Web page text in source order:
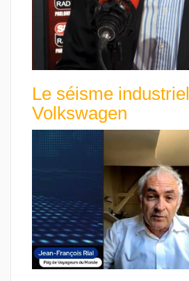
Le séisme industriel
Volkswagen